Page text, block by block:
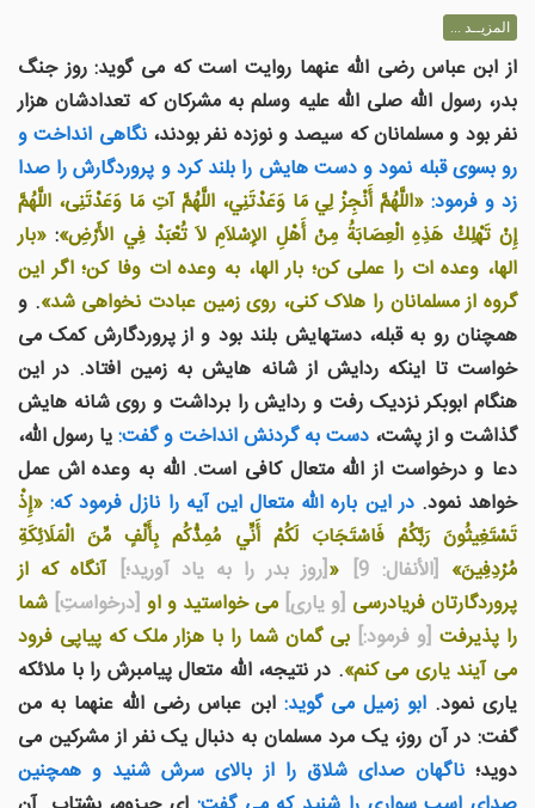
المزيــد ...
از ابن عباس رضی الله عنهما روایت است که می گوید: روز جنگ
بدر، رسول الله صلی الله علیه وسلم به مشرکان که تعدادشان هزار
نفر بود و مسلمانان که سيصد و نوزده نفر بودند، نگاهی انداخت و
رو بسوی قبله نمود و دست هايش را بلند کرد و پروردگارش را صدا
زد و فرمود: «اللَّهُمَّ أَنْجِزْ لِي مَا وَعَدْتَنِي، اللَّهُمَّ آتِ مَا وَعَدْتَنِى، اللَّهُمَّ
إِنْ تَهْلِكْ هَذِهِ الْعِصَابَةُ مِنْ أَهْلِ الإِسْلاَمِ لاَ تُعْبَدْ فِي الأَرْضِ»: «بار
الها، وعده ات را عملی کن؛ بار الها، به وعده ات وفا کن؛ اگر اين
گروه از مسلمانان را هلاک کنی، روی زمين عبادت نخواهی شد». و
همچنان رو به قبله، دستهایش بلند بود و از پروردگارش کمک می
خواست تا اينکه ردايش از شانه هايش به زمين افتاد. در اين
هنگام ابوبکر نزديک رفت و ردايش را برداشت و روی شانه هايش
گذاشت و از پشت، دست به گردنش انداخت و گفت:يا رسول الله،
دعا و درخواست از الله متعال کافی است. الله به وعده اش عمل
خواهد نمود. در اين باره الله متعال اين آيه را نازل فرمود که: «إِذْ
تَسْتَغِيثُونَ رَبَّكُمْ فَاسْتَجَابَ لَكُمْ أَنِّي مُمِدُّكُم بِأَلْفٍ مِّنَ الْمَلَائِكَةِ
مُرْدِفِينَ» [الأنفال: 9] «[روز بدر را به یاد آورید؛] آنگاه كه از
پروردگارتان فریادرسى [و یارى] مى خواستید و او [درخواستِ] شما
را پذیرفت [و فرمود:] بی گمان شما را با هزار ملک که پیاپی فرود
می آیند یاری می کنم». در نتيجه، الله متعال پيامبرش را با ملائکه
یاری نمود. ابو زميل می گويد: ابن عباس رضی الله عنهما به من
گفت: در آن روز، يک مرد مسلمان به دنبال يک نفر از مشرکين می
دويد؛ ناگهان صدای شلاق را از بالای سرش شنيد و همچنين